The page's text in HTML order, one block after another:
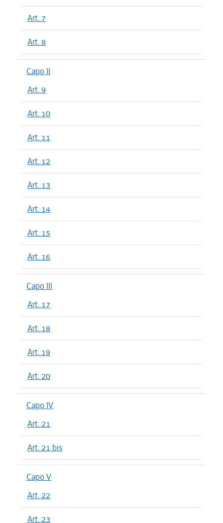
Art. 7
Art. 8
Capo II
Art. 9
Art. 10
Art. 11
Art. 12
Art. 13
Art. 14
Art. 15
Art. 16
Capo III
Art. 17
Art. 18
Art. 19
Art. 20
Capo IV
Art. 21
Art. 21 bis
Capo V
Art. 22
Art. 23